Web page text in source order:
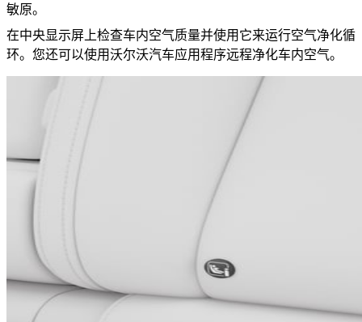
敏原。
在中央显示屏上检查车内空气质量并使用它来运行空气净化循
环。您还可以使用沃尔沃汽车应用程序远程净化车内空气。